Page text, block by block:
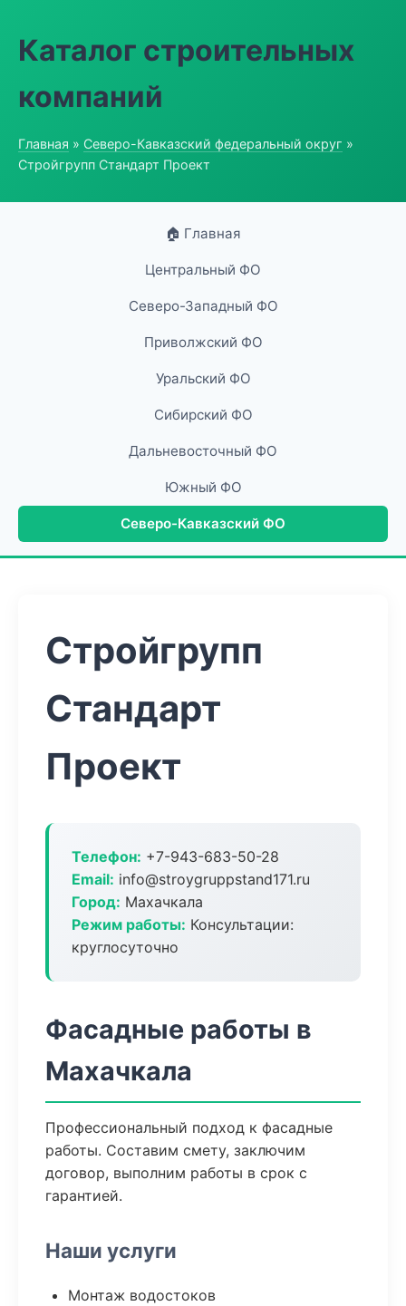
Каталог строительных
компаний
Главная » Северо-Кавказский федеральный округ »
Стройгрупп Стандарт Проект
🏠 Главная
Центральный ФО
Северо-Западный ФО
Приволжский ФО
Уральский ФО
Сибирский ФО
Дальневосточный ФО
Южный ФО
Северо-Кавказский ФО
Стройгрупп
Стандарт
Проект
Телефон: +7-943-683-50-28
Email: info@stroygruppstand171.ru
Город: Махачкала
Режим работы: Консультации:
круглосуточно
Фасадные работы в
Махачкала
Профессиональный подход к фасадные
работы. Составим смету, заключим
договор, выполним работы в срок с
гарантией.
Наши услуги
Монтаж водостоков